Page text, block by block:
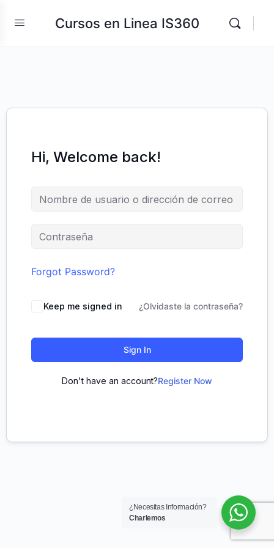
Cursos en Linea IS360
Hi, Welcome back!
Forgot Password?
Keep me signed in ¿Olvidaste la contraseña?
Sign In
Don't have an account?Register Now
¿Necesitas Información?
Charlemos